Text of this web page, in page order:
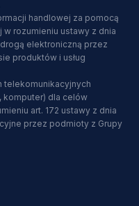
handlowej za pomocą
rozumieniu ustawy z dnia
elektroniczną przez
produktów i usług
telekomunikacyjnych
komputer) dla celów
art. 172 ustawy z dnia
przez podmioty z Grupy